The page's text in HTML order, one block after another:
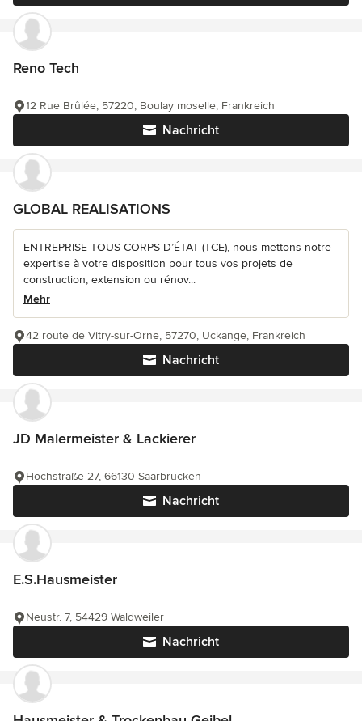
Reno Tech
Nachricht
12 Rue Brûlée, 57220, Boulay moselle, Frankreich
GLOBAL REALISATIONS
ENTREPRISE TOUS CORPS D’ÉTAT (TCE), nous mettons notre
expertise à votre disposition pour tous vos projets de
construction, extension ou rénov...
Mehr
Nachricht
42 route de Vitry-sur-Orne, 57270, Uckange, Frankreich
JD Malermeister & Lackierer
Nachricht
Hochstraße 27, 66130 Saarbrücken
E.S.Hausmeister
Nachricht
Neustr. 7, 54429 Waldweiler